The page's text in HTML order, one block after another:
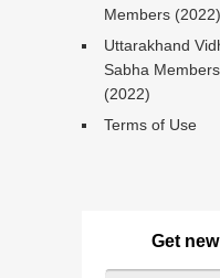
Members (2022)
Uttarakhand
Sabha Members
(2022)
Terms of Use
Get